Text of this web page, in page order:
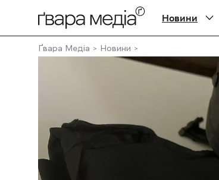
Новини
Ґвара Медіа Новини